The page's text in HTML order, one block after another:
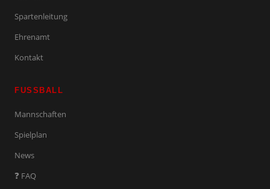
Spartenleitung
Ehrenamt
Kontakt
FUSSBALL
Mannschaften
Spielplan
News
❓ FAQ